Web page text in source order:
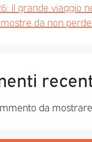
il grande viaggio
mostre da non
da mostrare.